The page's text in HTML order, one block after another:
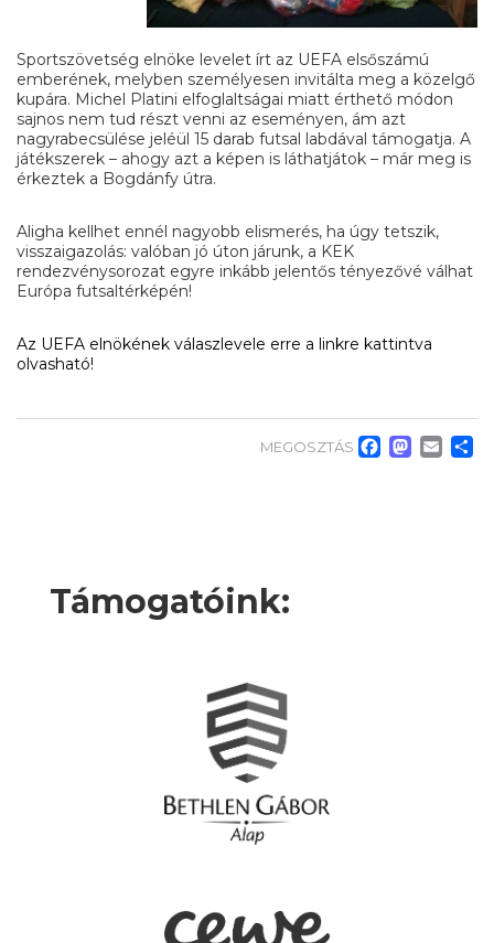
Sportszövetség elnöke levelet írt az UEFA elsőszámú
emberének, melyben személyesen invitálta meg a közelgő
kupára. Michel Platini elfoglaltságai miatt érthető módon
sajnos nem tud részt venni az eseményen, ám azt
nagyrabecsülése jeléül 15 darab futsal labdával támogatja. A
játékszerek – ahogy azt a képen is láthatjátok – már meg is
érkeztek a Bogdánfy útra.
Aligha kellhet ennél nagyobb elismerés, ha úgy tetszik,
visszaigazolás: valóban jó úton járunk, a KEK
rendezvénysorozat egyre inkább jelentős tényezővé válhat
Európa futsaltérképén!
Az UEFA elnökének válaszlevele erre a linkre kattintva
olvasható!
MEGOSZTÁS
Támogatóink: